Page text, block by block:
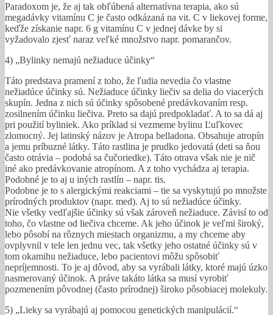
Paradoxom je, že aj tak obľúbená alternatívna terapia, ako sú
megadávky vitamínu C je často odkázaná na vit. C v liekovej forme,
keďže získanie napr. 6 g vitamínu C v jednej dávke by si
vyžadovalo zjesť naraz veľké množstvo napr. pomarančov.
4) „Bylinky nemajú nežiaduce účinky“
Táto predstava pramení z toho, že ľudia nevedia čo vlastne
nežiadúce účinky sú. Nežiaduce účinky liečiv sa delia do viacerých
skupín. Jedna z nich sú účinky spôsobené predávkovaním resp.
zosilnením účinku liečiva. Preto sa dajú predpokladať. A to sa dá aj
pri použití byliniek. Ako príklad si vezmeme bylinu Ľuľkovec
zlomocný. Jej latinský názov je Atropa belladona. Obsahuje atropín
a jemu príbuzné látky. Táto rastlina je prudko jedovatá (deti sa ňou
často otrávia – podobá sa čučoriedke). Táto otrava však nie je nič
iné ako predávkovanie atropínom. A z toho vychádza aj terapia.
Podobné je to aj u iných rastlín – napr. tis.
Podobne je to s alergickými reakciami – tie sa vyskytujú po množste
prírodných produktov (napr. med). Aj to sú nežiadúce účinky.
Nie všetky vedľajšie účinky sú však zároveň nežiaduce. Závisí to od
toho, čo vlastne od liečiva chceme. Ak jeho účinok je veľmi široký,
lebo pôsobí na rôznych miestach organizmu, a my chceme aby
ovplyvnil v tele len jednu vec, tak všetky jeho ostatné účinky sú v
tom okamihu nežiaduce, lebo pacientovi môžu spôsobiť
nepríjemnosti. To je aj dôvod, aby sa vyrábali látky, ktoré majú úzko
nasmerovaný účinok. A práve takáto látka sa musí vyrobiť
pozmenením pôvodnej (často prírodnej) široko pôsobiacej molekuly.
5) „Lieky sa vyrábajú aj pomocou genetických manipulácií.“